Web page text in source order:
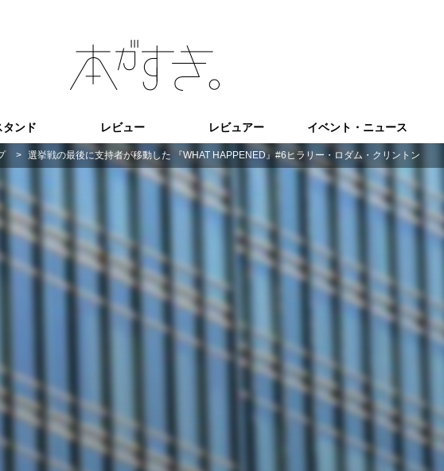
タンド レビュー レビュアー イベント・ニュース
> 選挙戦の最後に支持者が移動した 『WHAT HAPPENED』#6ヒラリー・ロダム・クリントン